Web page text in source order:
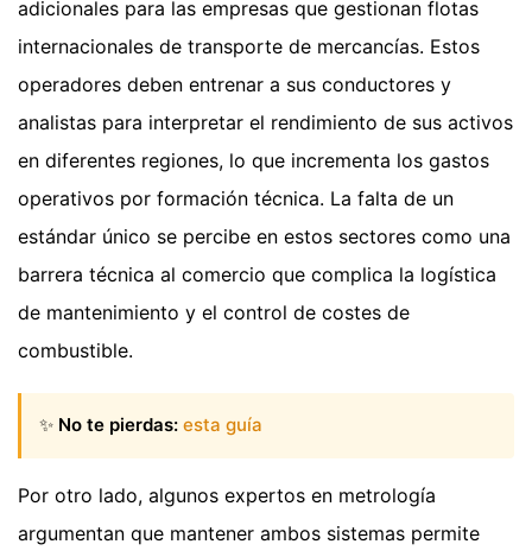
adicionales para las empresas que gestionan flotas
internacionales de transporte de mercancías. Estos
operadores deben entrenar a sus conductores y
analistas para interpretar el rendimiento de sus activos
en diferentes regiones, lo que incrementa los gastos
operativos por formación técnica. La falta de un
estándar único se percibe en estos sectores como una
barrera técnica al comercio que complica la logística
de mantenimiento y el control de costes de
combustible.
✨ No te pierdas: esta guía
Por otro lado, algunos expertos en metrología
argumentan que mantener ambos sistemas permite